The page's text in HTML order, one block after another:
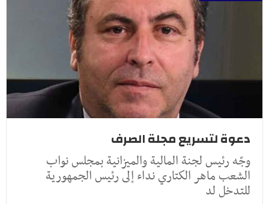
دعوة لتسريع مجلة الصرف
وجّه رئيس لجنة المالية والميزانية بمجلس نواب
الشعب ماهر الكتاري نداء إلى رئيس الجمهورية
للتدخل لد